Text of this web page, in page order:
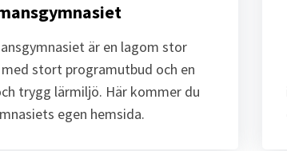
är en lagom stor
stort programutbud och en
trygg lärmiljö. Här kommer du
egen hemsida.